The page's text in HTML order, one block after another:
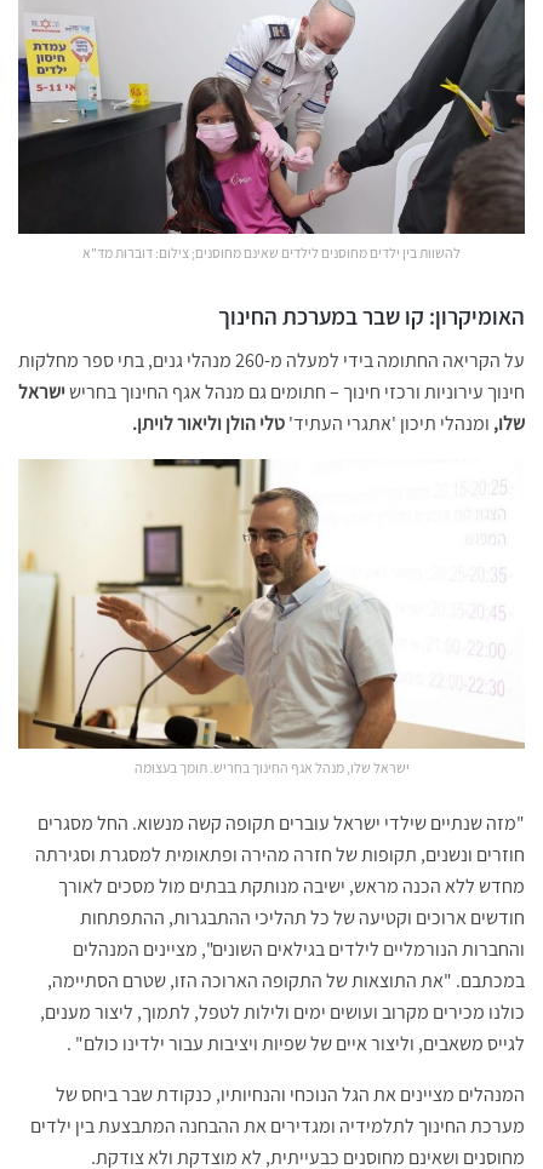
להשוות בין ילדים מחוסנים לילדים שאינם מחוסנים; צילום: דוברות מד"א
האומיקרון: קו שבר במערכת החינוך
על הקריאה החתומה בידי למעלה מ-260 מנהלי גנים, בתי ספר מחלקות
חינוך עירוניות ורכזי חינוך – חתומים גם מנהל אגף החינוך בחרישישראל
שלו, ומנהלי תיכון 'אתגרי העתיד'טלי הולן וליאור לויתן.
ישראל שלו, מנהל אגף החינוך בחריש. תומך בעצומה
"מזה שנתיים שילדי ישראל עוברים תקופה קשה מנשוא. החל מסגרים
חוזרים ונשנים, תקופות של חזרה מהירה ופתאומית למסגרת וסגירתה
מחדש ללא הכנה מראש, ישיבה מנותקת בבתים מול מסכים לאורך
חודשים ארוכים וקטיעה של כל תהליכי ההתבגרות, ההתפתחות
והחברות הנורמליים לילדים בגילאים השונים", מציינים המנהלים
במכתבם. "את התוצאות של התקופה הארוכה הזו, שטרם הסתיימה,
כולנו מכירים מקרוב ועושים ימים ולילות לטפל, לתמוך, ליצור מענים,
לגייס משאבים, וליצור איים של שפיות ויציבות עבור ילדינו כולם" .
המנהלים מציינים את הגל הנוכחי והנחיותיו, כנקודת שבר ביחס של
מערכת החינוך לתלמידיה ומגדירים את ההבחנה המתבצעת בין ילדים
מחוסנים ושאינם מחוסנים כבעייתית, לא מוצדקת ולא צודקת.